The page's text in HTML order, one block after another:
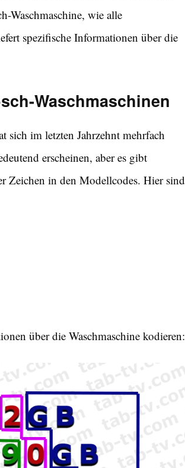
Waschmaschine, wie alle
spezifische Informationen über die
Waschmaschinen
sich im letzten Jahrzehnt mehrfach
erscheinen, aber es gibt
Zeichen in den Modellcodes. Hier sind
über die Waschmaschine kodieren: